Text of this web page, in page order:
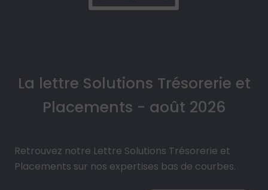
La lettre Solutions Trésorerie et
Placements - août 2026
Retrouvez notre Lettre Solutions Trésorerie et
Placements sur nos expertises bas de courbes.